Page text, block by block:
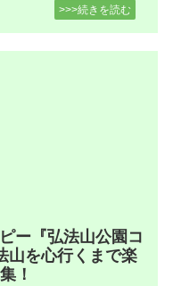
>>>続きを読む
ー『弘法山公園コ
山を心行くまで楽
！